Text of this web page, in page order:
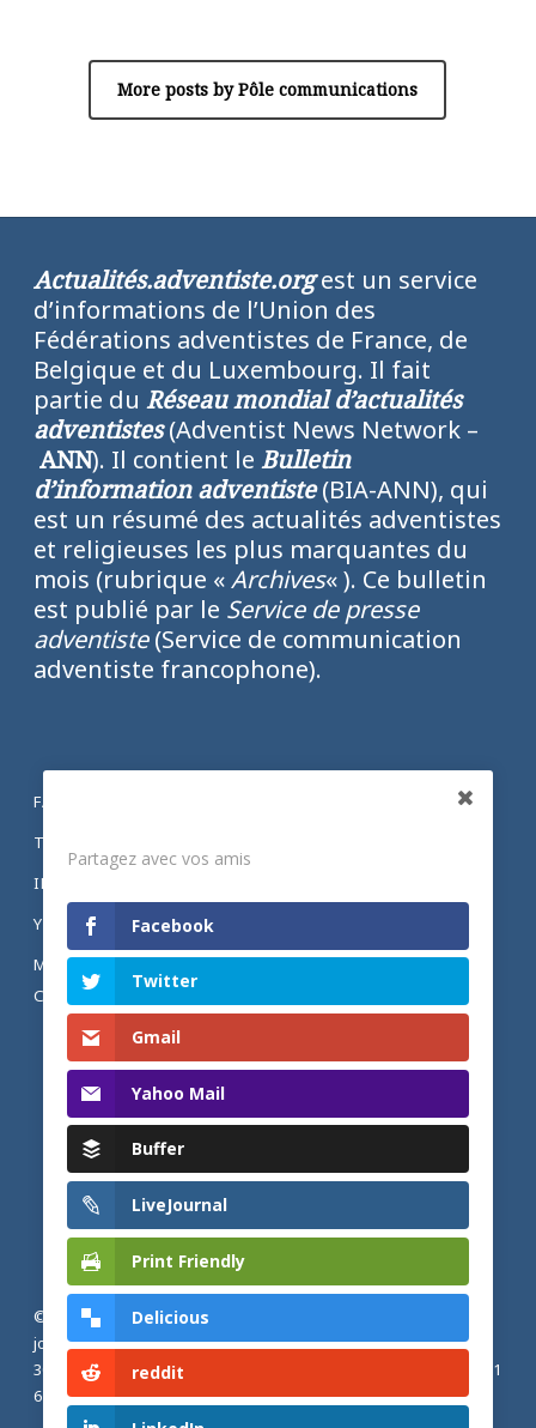
More posts by Pôle communications
Actualités.adventiste.orgest un service
d’informations de l’Union des
Fédérations adventistes de France, de
Belgique et du Luxembourg. Il fait
partie du Réseau mondial d’actualités
adventistes(Adventist News Network –
ANN). Il contient le Bulletin
d’information adventiste(BIA-ANN), qui
est un résumé des actualités adventistes
et religieuses les plus marquantes du
mois (rubrique «Archives« ). Ce bulletin
est publié par le Service de presse
adventiste(Service de communication
adventiste francophone).
FACEBOOK
TWITTER
INSTAGRAM
YOUTUBE
MENTIONS LÉGALES ET POLITIQUE DE
CONFIDENTIALITÉ
© 2026 Actualités adventistes. Église adventiste du septième
jour de France métropolitaine, de Belgique et du Luxembourg.
30, Avenue Émile Zola, 77190 Dammarie Les Lys, France |
+33 (0) 1
64 79 87 00
Partagez avec vos amis
Facebook
Twitter
Gmail
Yahoo Mail
Buffer
LiveJournal
Print Friendly
Delicious
reddit